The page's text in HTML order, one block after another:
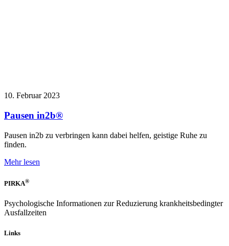
10. Februar 2023
Pausen in2b®
Pausen in2b zu verbringen kann dabei helfen, geistige Ruhe zu
finden.
Mehr lesen
PIRKA®
Psychologische Informationen zur Reduzierung krankheitsbedingter
Ausfallzeiten
Links